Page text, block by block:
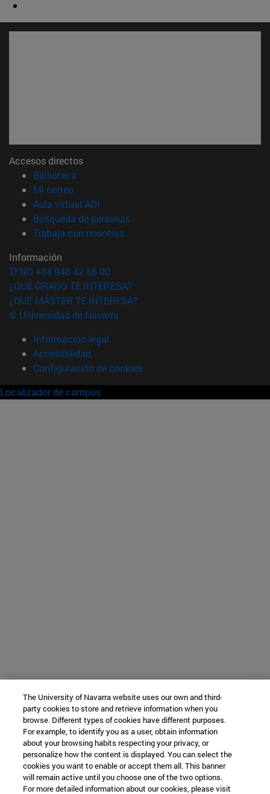
Accesos directos
Biblioteca
Mi correo(abre en nueva ventana)
Aula virtual ADI
Búsqueda de personas(abre en nueva ventana)
Trabaja con nosotros(abre en nueva ventana)
Información
TFNO +34 948 42 56 00
¿QUÉ GRADO TE INTERESA?
¿QUÉ MÁSTER TE INTERESA?
© Universidad de Navarra
Información legal
Accesibilidad
Configuración de cookies
Localizador de campus
The University of Navarra website uses our own and third-
party cookies to store and retrieve information when you
browse. Different types of cookies have different purposes.
For example, to identify you as a user, obtain information
about your browsing habits respecting your privacy, or
personalize how the content is displayed. You can select the
cookies you want to enable or accept them all. This banner
will remain active until you choose one of the two options.
For more detailed information about our cookies, please visit